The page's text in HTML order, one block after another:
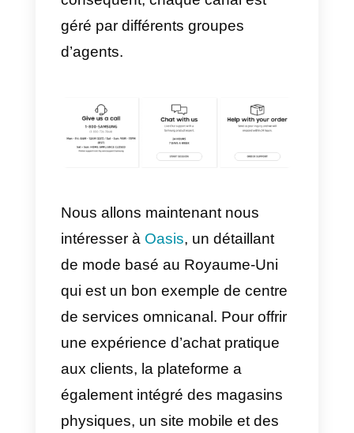
pourraient s’adresser au même
client indépendamment du
ont eues sur d’autres canaux.
D’autre part, l’assistance
différentes conversations de
que lorsqu’un agent interagit
un client, il dispose du contexte
complet des interactions
précédentes avec ce client et
peut se concentrer sur la
résolution du problème, quel que